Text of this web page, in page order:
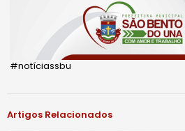
#notíciassbu
Artigos Relacionados